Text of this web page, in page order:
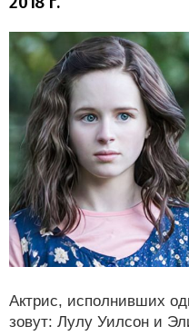
Актрис, исполнивших
зовут: Лулу Уилсон и